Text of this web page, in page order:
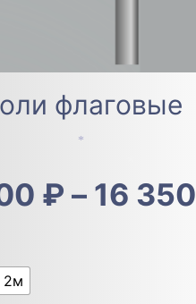
флаговые
₽ – 16 350
2м
*